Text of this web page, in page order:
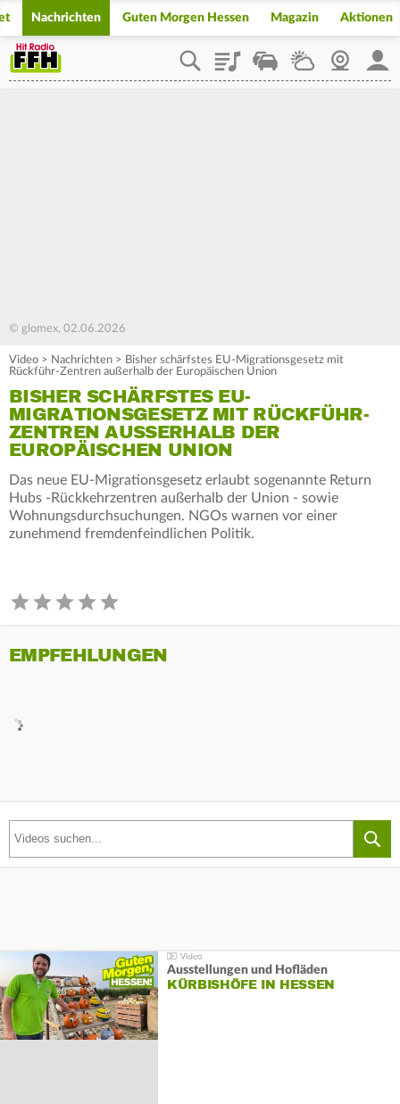
Nachrichten Guten Morgen Hessen Magazin Aktionen
PlaylistStaupilotWetterWebcam
© glomex, 02.06.2026
Video > Nachrichten > Bisher schärfstes EU-Migrationsgesetz mit
Rückführ-Zentren außerhalb der Europäischen Union
BISHER SCHÄRFSTES EU-
MIGRATIONSGESETZ MIT RÜCKFÜHR-
ZENTREN AUSSERHALB DER E
UROPÄISCHEN UNION
Das neue EU-Migrationsgesetz erlaubt sogenannte Return
Hubs -Rückkehrzentren außerhalb der Union - sowie
Wohnungsdurchsuchungen. NGOs warnen vor einer
zunehmend fremdenfeindlichen Politik.
EMPFEHLUNGEN
Ausstellungen und Hofläden
KÜRBISHÖFE IN HESSEN